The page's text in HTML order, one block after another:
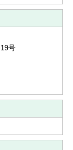
号